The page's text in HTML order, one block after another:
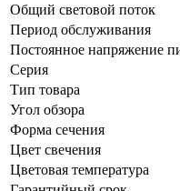
Общий световой поток
Период обслуживания
Постоянное напряжение
Серия
Тип товара
Угол обзора
Форма сечения
Цвет свечения
Цветовая температура